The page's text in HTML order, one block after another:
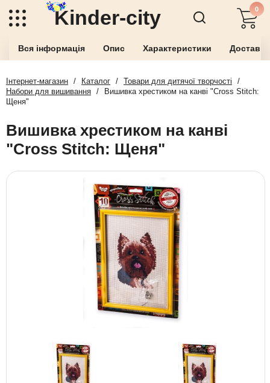
Kinder-city 0
Вся інформація Опис Характеристики
Інтернет-магазин / Каталог / Товари для дитячої творчості
/
Набори для вишивання /
Вишивка хрестиком на канві "Cross Stitch:
Щеня"
Вишивка хрестиком на канві
"Cross Stitch: Щеня"